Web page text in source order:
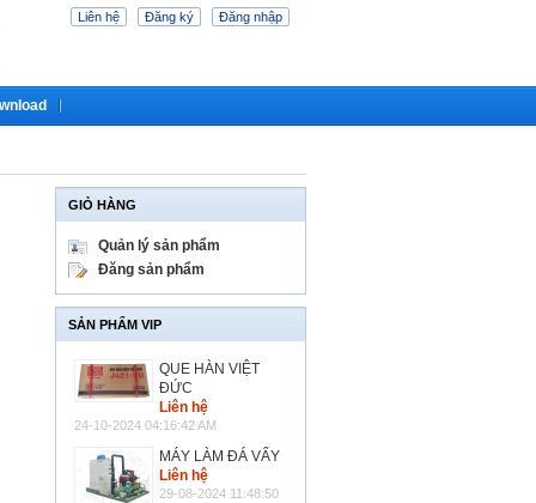
Liên hệ Đăng ký Đăng nhập
GIỎ HÀNG
Quản lý sản phẩm
Đăng sản phẩm
SẢN PHẨM VIP
QUE HÀN VIỆT
ĐỨC
Liên hệ
24-10-2024 04:16:42 AM
MÁY LÀM ĐÁ VẨY
Liên hệ
29-08-2024 11:48:50